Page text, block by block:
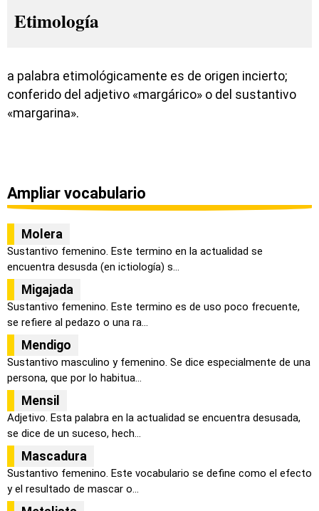
Etimología
a palabra etimológicamente es de origen incierto;
conferido del adjetivo «margárico» o del sustantivo
«margarina».
Ampliar vocabulario
Molera
Sustantivo femenino. Este termino en la actualidad se
encuentra desusda (en ictiología) s...
Migajada
Sustantivo femenino. Este termino es de uso poco frecuente,
se refiere al pedazo o una ra...
Mendigo
Sustantivo masculino y femenino. Se dice especialmente de una
persona, que por lo habitua...
Mensil
Adjetivo. Esta palabra en la actualidad se encuentra desusada,
se dice de un suceso, hech...
Mascadura
Sustantivo femenino. Este vocabulario se define como el efecto
y el resultado de mascar o...